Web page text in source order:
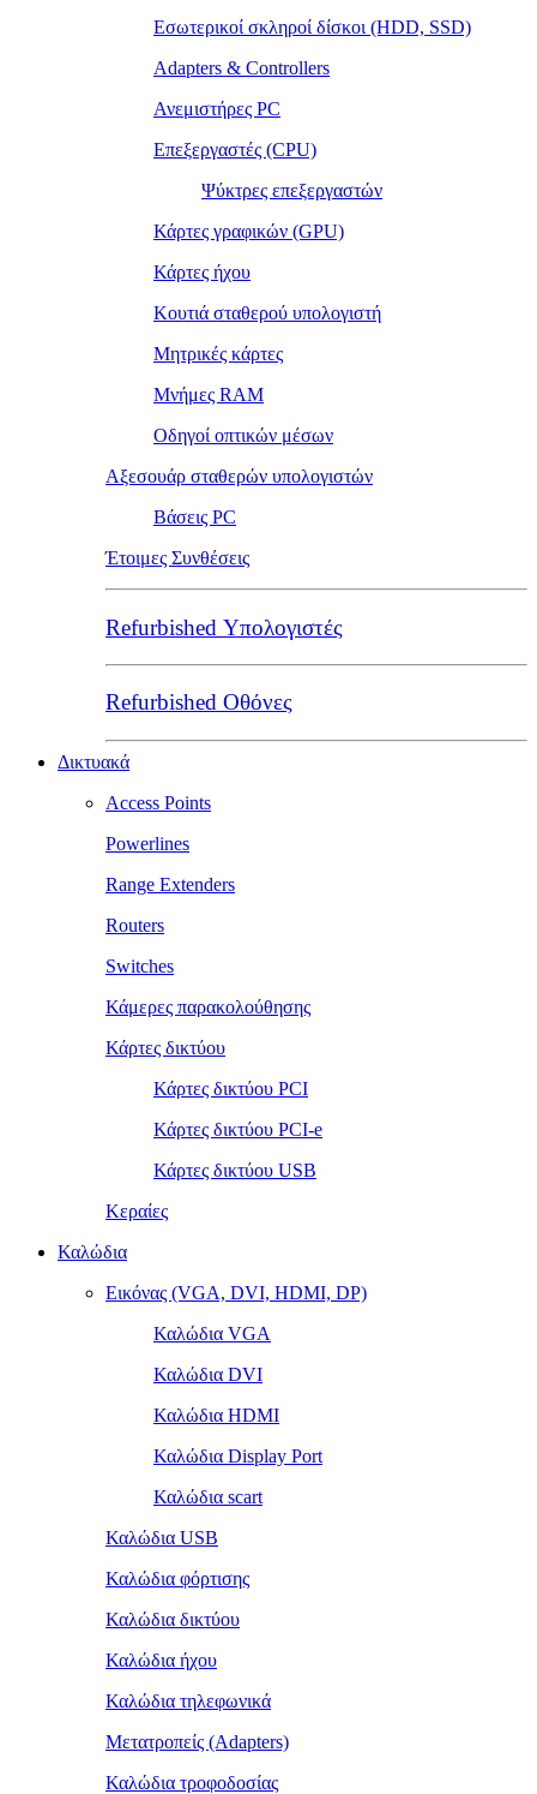
Εσωτερικοί σκληροί δίσκοι (HDD, SSD)
Adapters & Controllers
Ανεμιστήρες PC
Επεξεργαστές (CPU)
Ψύκτρες επεξεργαστών
Κάρτες γραφικών (GPU)
Κάρτες ήχου
Κουτιά σταθερού υπολογιστή
Μητρικές κάρτες
Μνήμες RAM
Οδηγοί οπτικών μέσων
Αξεσουάρ σταθερών υπολογιστών
Βάσεις PC
Έτοιμες Συνθέσεις
Refurbished Υπολογιστές
Refurbished Οθόνες
Δικτυακά
Access Points
Powerlines
Range Extenders
Routers
Switches
Κάμερες παρακολούθησης
Κάρτες δικτύου
Κάρτες δικτύου PCI
Κάρτες δικτύου PCI-e
Κάρτες δικτύου USB
Κεραίες
Καλώδια
Εικόνας (VGA, DVI, HDMI, DP)
Καλώδια VGA
Καλώδια DVI
Καλώδια HDMI
Καλώδια Display Port
Καλώδια scart
Καλώδια USB
Καλώδια φόρτισης
Καλώδια δικτύου
Καλώδια ήχου
Καλώδια τηλεφωνικά
Μετατροπείς (Adapters)
Καλώδια τροφοδοσίας